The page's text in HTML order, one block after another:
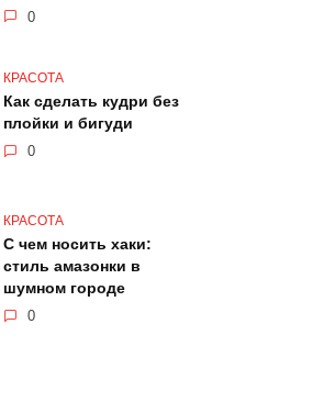
0
КРАСОТА
Как сделать кудри без
плойки и бигуди
0
КРАСОТА
С чем носить хаки:
стиль амазонки в
шумном городе
0